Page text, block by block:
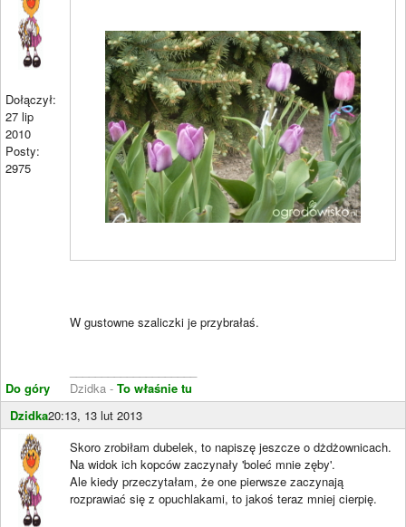
Dołączył:
27 lip
2010
Posty:
2975
Do góry
W gustowne szaliczki je przybrałaś.
Dzidka - To właśnie tu
Dzidka20:13, 13 lut 2013
Skoro zrobiłam dubelek, to napiszę jeszcze o dżdżownicach.
Na widok ich kopców zaczynały 'boleć mnie zęby'.
Ale kiedy przeczytałam, że one pierwsze zaczynają
rozprawiać się z opuchlakami, to jakoś teraz mniej cierpię.